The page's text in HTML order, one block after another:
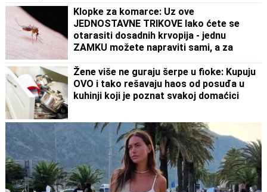
Klopke za komarce: Uz ove
JEDNOSTAVNE TRIKOVE lako ćete se
otarasiti dosadnih krvopija - jednu
ZAMKU možete napraviti sami, a za
Žene više ne guraju šerpe u fioke: Kupuju
OVO i tako rešavaju haos od posuđa u
kuhinji koji je poznat svakoj domaćici